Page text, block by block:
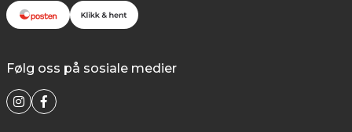
Følg oss på sosiale medier